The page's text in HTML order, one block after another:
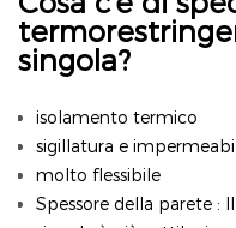
singola?
isolamento termico
sigillatura e
molto flessibile
Spessore della parete :